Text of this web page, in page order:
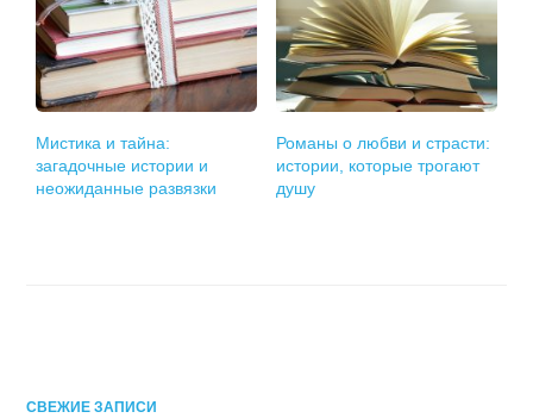
Мистика и тайна:
загадочные истории и
неожиданные развязки
Романы о любви и страсти:
истории, которые трогают
душу
СВЕЖИЕ ЗАПИСИ